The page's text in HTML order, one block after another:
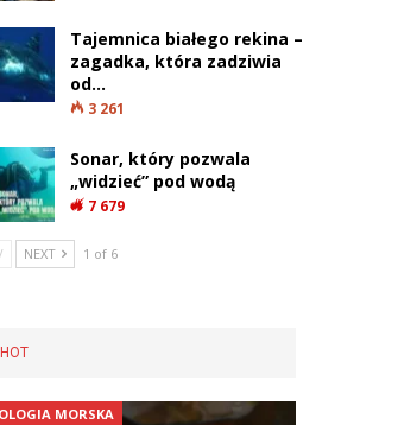
Tajemnica białego rekina –
zagadka, która zadziwia
od…
3 261
Sonar, który pozwala
„widzieć” pod wodą
7 679
NEXT 1 of 6
HOT
MORSKA